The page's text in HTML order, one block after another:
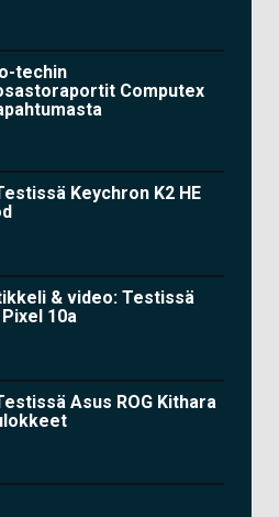
techin
Computex
Keychron K2 HE
& video: Testissä
10a
Asus ROG Kithara